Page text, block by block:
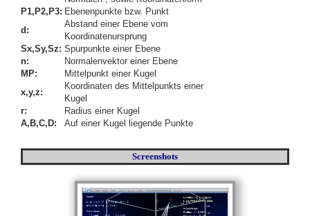
P1,P2,P3: Ebenenpunkte bzw. Punkt
d:
Abstand einer Ebene vom
Koordinatenursprung
Sx,Sy,Sz: Spurpunkte einer Ebene
n:
Normalenvektor einer Ebene
MP:
Mittelpunkt einer Kugel
x,y,z:
Koordinaten des Mittelpunkts einer
Kugel
r:
Radius einer Kugel
A,B,C,D:
Auf einer Kugel liegende Punkte
Screenshots